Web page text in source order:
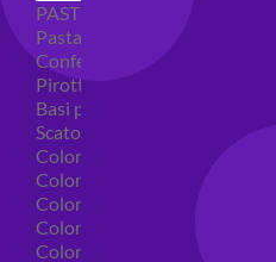
PASTICCERIA
Pasta di zucchero
Confetti
Pirottini
Basi polistirolo per torte
Scatole per torte
Coloranti alimentari
Coloranti alimentari in gel
Colorante alimentare spray
Coloranti alimentari in polvere
Coloranti liquidi